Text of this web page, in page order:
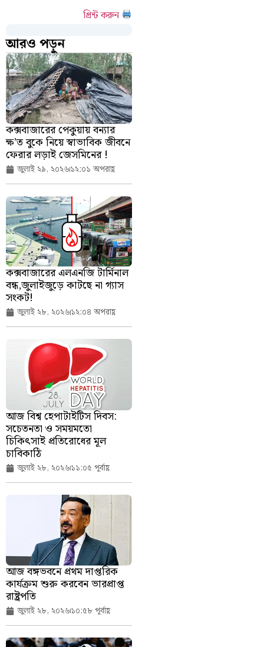
প্রিন্ট করুন
আরও পড়ুন
কক্সবাজারের পেকুয়ায় বন্যার
ক্ষ’ত বুকে নিয়ে স্বাভাবিক জীবনে
ফেরার লড়াই জেসমিনের !
জুলাই ২৯, ২০২৬১২:০১ অপরাহ্ণ
কক্সবাজারের এলএনজি টার্মিনাল
বন্ধ,জুলাইজুড়ে কাটছে না গ্যাস
সংকট!
জুলাই ২৮, ২০২৬১২:০৪ অপরাহ্ণ
আজ বিশ্ব হেপাটাইটিস দিবস:
সচেতনতা ও সময়মতো
চিকিৎসাই প্রতিরোধের মূল
চাবিকাঠি
জুলাই ২৮, ২০২৬১১:০৫ পূর্বাহ্ণ
আজ বঙ্গভবনে প্রথম দাপ্তরিক
কার্যক্রম শুরু করবেন ভারপ্রাপ্ত
রাষ্ট্রপতি
জুলাই ২৮, ২০২৬১০:৫৮ পূর্বাহ্ণ